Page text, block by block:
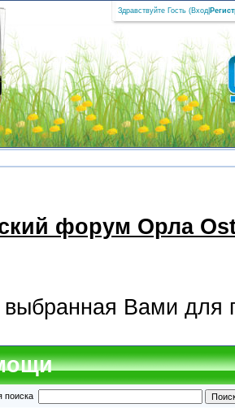
Здравствуйте Гость (Вход
форум Орла
Вами для
поиска